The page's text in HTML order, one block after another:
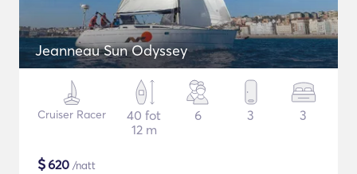
Jeanneau Sun Odyssey
Cruiser Racer
40 fot
12 m
6 3 3
$620 /natt